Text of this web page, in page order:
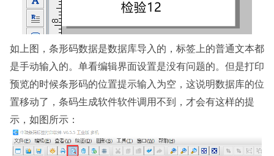
如上图，条形码数据是数据库导入的，标签上的普通文本都
是手动输入的。单看编辑界面设置是没有问题的。但是打印
预览的时候条形码的位置提示输入为空，这说明数据库的位
置移动了，条码生成软件软件调用不到，才会有这样的提
示，如图所示：